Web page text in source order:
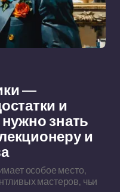
—
и
знать
и
особое место,
мастеров, чьи